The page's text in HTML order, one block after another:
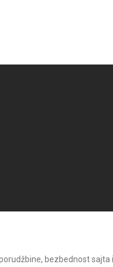
bezbednost sajta